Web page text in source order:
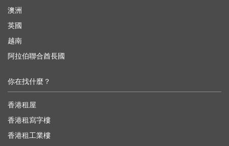
澳洲
英國
越南
阿拉伯聯合酋長國
你在找什麼？
香港租屋
香港租寫字樓
香港租工業樓